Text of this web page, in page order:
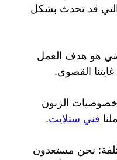
التي قد تحدث بشكل
هو هدف العمل
القصوى.
الزبون
فني ستلايت.
نحن مستعدون